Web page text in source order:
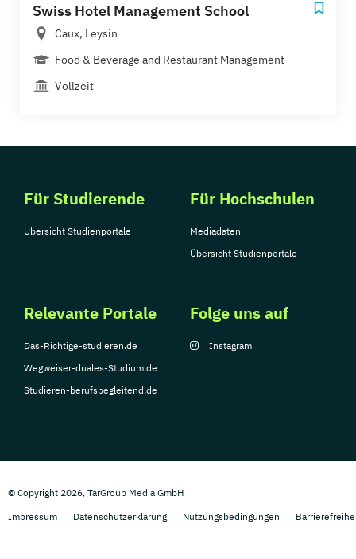
Swiss Hotel Management School
Caux, Leysin
Food & Beverage and Restaurant Management
Vollzeit
Für Studierende
Übersicht Studienportale
Für Hochschulen
Mediadaten
Übersicht Studienportale
Relevante Portale
Das-Richtige-studieren.de
Wegweiser-duales-Studium.de
Studieren-berufsbegleitend.de
Folge uns auf
Instagram
© Copyright 2026, TarGroup Media GmbH
Impressum
Datenschutzerklärung Nutzungsbedingungen